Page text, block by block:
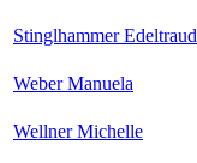
Stinglhammer Edeltraud
Weber Manuela
Wellner Michelle